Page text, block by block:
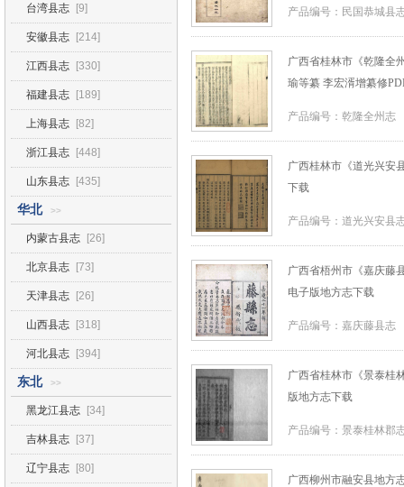
台湾县志 [9]
安徽县志 [214]
江西县志 [330]
福建县志 [189]
上海县志 [82]
浙江县志 [448]
山东县志 [435]
华北 >>
内蒙古县志 [26]
北京县志 [73]
天津县志 [26]
山西县志 [318]
河北县志 [394]
东北 >>
黑龙江县志 [34]
吉林县志 [37]
辽宁县志 [80]
产品编号：民国恭城
广西省桂林市《乾隆全
瑜等纂 李宏湑增纂修
产品编号：乾隆全州
广西桂林市《道光兴安
下载
产品编号：道光兴安
广西省梧州市《嘉庆藤
电子版地方志下载
产品编号：嘉庆藤县
广西省桂林市《景泰桂
版地方志下载
产品编号：景泰桂林
广西柳州市融安县地方